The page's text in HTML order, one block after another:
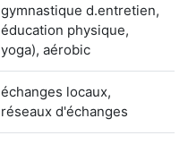
gymnastique d.entretien,
éducation physique,
yoga), aérobic
échanges locaux,
réseaux d'échanges